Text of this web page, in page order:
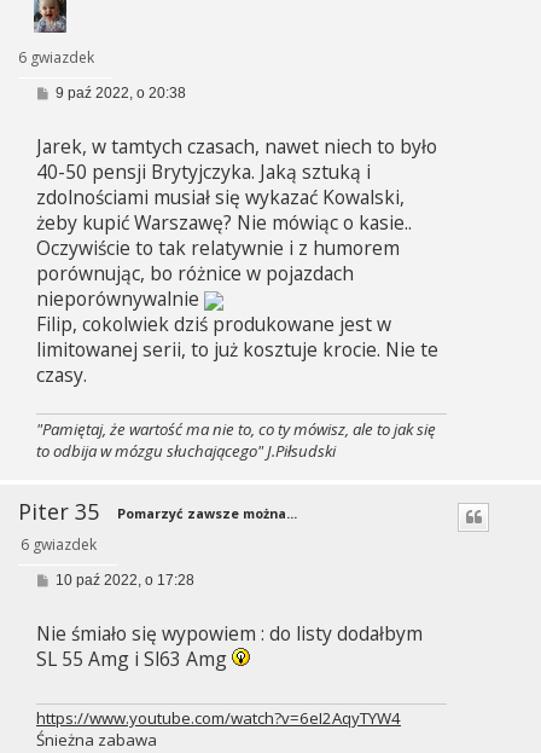
6 gwiazdek
P
t
9 paź 2022, o 20:38
Jarek, w tamtych czasach, nawet niech to było
40-50 pensji Brytyjczyka. Jaką sztuką i
zdolnościami musiał się wykazać Kowalski,
żeby kupić Warszawę? Nie mówiąc o kasie..
Oczywiście to tak relatywnie i z humorem
porównując, bo różnice w pojazdach
nieporównywalnie
Filip, cokolwiek dziś produkowane jest w
limitowanej serii, to już kosztuje krocie. Nie te
czasy.
"Pamiętaj, że wartość ma nie to, co ty mówisz, ale to jak się
to odbija w mózgu słuchającego" J.Piłsudski
Piter 35
6 gwiazdek
Pomarzyć zawsze można...
P
t
10 paź 2022, o 17:28
Nie śmiało się wypowiem : do listy dodałbym
SL 55 Amg i Sl63 Amg
https://www.youtube.com/watch?v=6eI2AqyTYW4
Śnieżna zabawa